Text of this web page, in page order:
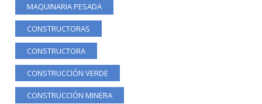
MAQUINARIA PESADA
CONSTRUCTORAS
CONSTRUCTORA
CONSTRUCCIÓN VERDE
CONSTRUCCIÓN MINERA